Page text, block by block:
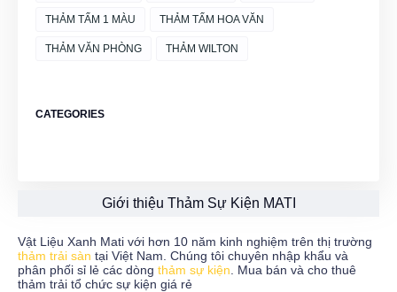
THẢM TẤM 1 MÀU THẢM TẤM HOA VĂN
THẢM VĂN PHÒNG THẢM WILTON
CATEGORIES
Giới thiệu Thảm Sự Kiện MATI
Vật Liệu Xanh Mati với hơn 10 năm kinh nghiệm trên thị trường
thảm trải sàn tại Việt Nam. Chúng tôi chuyên nhập khẩu và
phân phối sỉ lẻ các dòng thảm sự kiện . Mua bán và cho thuê
thảm trải tổ chức sự kiện giá rẻ